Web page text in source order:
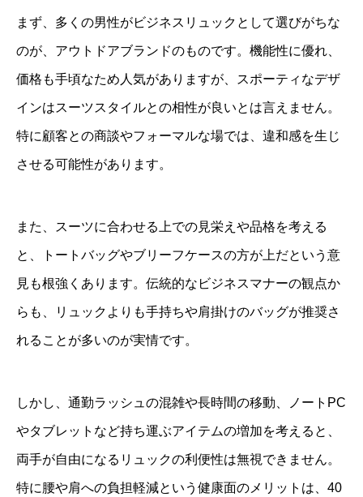
まず、多くの男性がビジネスリュックとして選びがちな
のが、アウトドアブランドのものです。機能性に優れ、
価格も手頃なため人気がありますが、スポーティなデザ
インはスーツスタイルとの相性が良いとは言えません。
特に顧客との商談やフォーマルな場では、違和感を生じ
させる可能性があります。
また、スーツに合わせる上での見栄えや品格を考える
と、トートバッグやブリーフケースの方が上だという意
見も根強くあります。伝統的なビジネスマナーの観点か
らも、リュックよりも手持ちや肩掛けのバッグが推奨さ
れることが多いのが実情です。
しかし、通勤ラッシュの混雑や長時間の移動、ノートPC
やタブレットなど持ち運ぶアイテムの増加を考えると、
両手が自由になるリュックの利便性は無視できません。
特に腰や肩への負担軽減という健康面のメリットは、40